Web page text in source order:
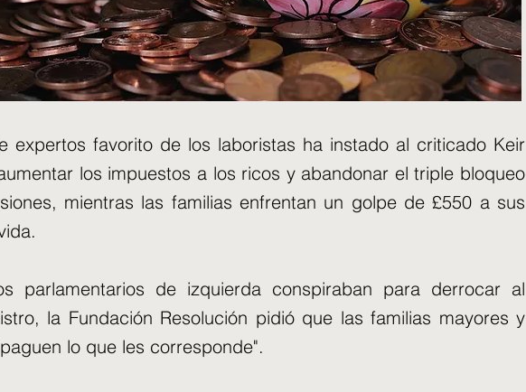
expertos favorito de los laboristas ha instado al criticado Keir
los impuestos a los ricos y abandonar el triple bloqueo
mientras las familias enfrentan un golpe de £550 a sus
parlamentarios de izquierda conspiraban para derrocar al
la Fundación Resolución pidió que las familias mayores y
lo que les corresponde".